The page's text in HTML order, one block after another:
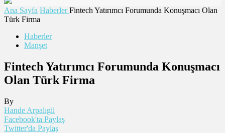
Ana Sayfa Haberler Fintech Yatırımcı Forumunda Konuşmacı Olan
Türk Firma
Haberler
Manşet
Fintech Yatırımcı Forumunda Konuşmacı
Olan Türk Firma
By
Hande Arpalıgil
Facebook'ta Paylaş
Twitter'da Paylaş